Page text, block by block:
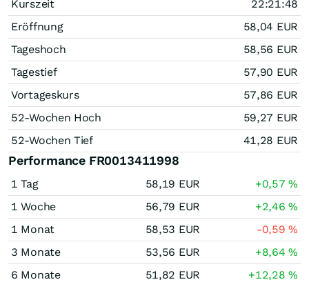
Kurszeit
22:21:48
Eröffnung
58,04 EUR
Tageshoch
58,56 EUR
Tagestief
57,90 EUR
Vortageskurs
57,86 EUR
52-Wochen Hoch
59,27 EUR
52-Wochen Tief
41,28 EUR
Performance FR0013411998
1 Tag 58,19 EUR +0,57%
1 Woche
56,79 EUR +2,46%
1 Monat
58,53 EUR -0,59%
3 Monate
53,56 EUR +8,64%
6 Monate
51,82 EUR +12,28%